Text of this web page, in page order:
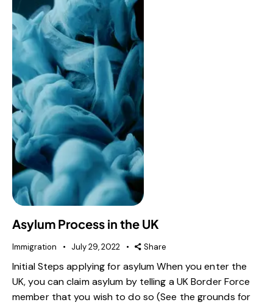
Asylum Process in the UK
Immigration July 29, 2022 Share
Initial Steps applying for asylum When you enter the
UK, you can claim asylum by telling a UK Border Force
member that you wish to do so (See the grounds for